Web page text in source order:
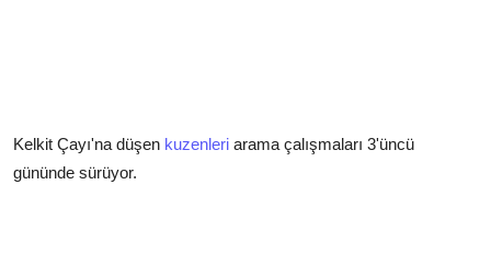
Kelkit Çayı'na düşen kuzenleri arama çalışmaları 3'üncü
gününde sürüyor.